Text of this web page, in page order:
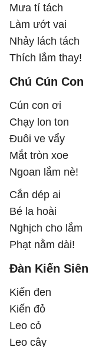
Mưa tí tách
Làm ướt vai
Nhảy lách tách
Thích lắm thay!
Chú Cún Con
Cún con ơi
Chạy lon ton
Đuôi ve vẩy
Mắt tròn xoe
Ngoan lắm nè!
Cắn dép ai
Bé la hoài
Nghịch cho lắm
Phạt nằm dài!
Đàn Kiến
Kiến đen
Kiến đỏ
Leo cỏ
Leo cây